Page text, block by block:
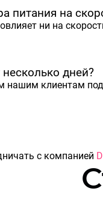
питания на
ни на
дней?
клиентам
с компанией